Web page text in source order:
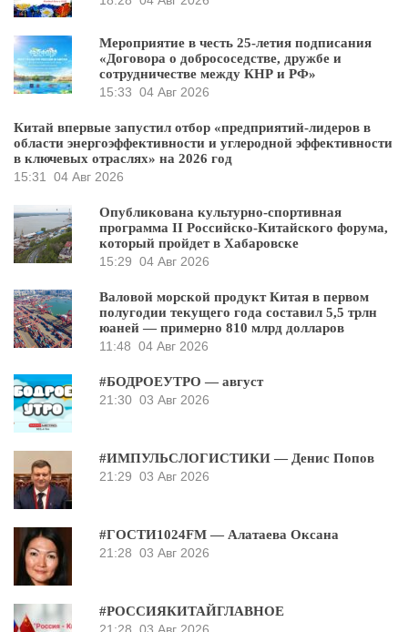
Мероприятие в честь 25-летия подписания
«Договора о добрососедстве, дружбе и
сотрудничестве между КНР и РФ»
15:33 04 Авг 2026
Китай впервые запустил отбор «предприятий-лидеров в
области энергоэффективности и углеродной эффективности
в ключевых отраслях» на 2026 год
15:31
04 Авг 2026
Опубликована культурно-спортивная
программа II Российско-Китайского форума,
который пройдет в Хабаровске
15:29 04 Авг 2026
Валовой морской продукт Китая в первом
полугодии текущего года составил 5,5 трлн
юаней — примерно 810 млрд долларов
11:48 04 Авг 2026
#БОДРОЕУТРО — август
21:30 03 Авг 2026
#ИМПУЛЬСЛОГИСТИКИ — Денис Попов
21:29 03 Авг 2026
#ГОСТИ1024FM — Алатаева Оксана
21:28 03 Авг 2026
#РОССИЯКИТАЙГЛАВНОЕ
21:28 03 Авг 2026